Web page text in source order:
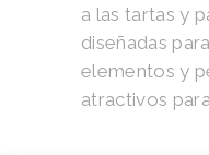
a las tartas y
diseñadas
elementos y
atractivos